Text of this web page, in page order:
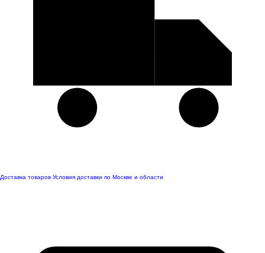
Доставка товаров Условия доставки по Москве и области